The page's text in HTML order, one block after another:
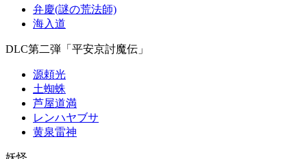
弁慶(謎の荒法師)
海入道
DLC第二弾「平安京討魔伝」
源頼光
土蜘蛛
芦屋道満
レンハヤブサ
黄泉雷神